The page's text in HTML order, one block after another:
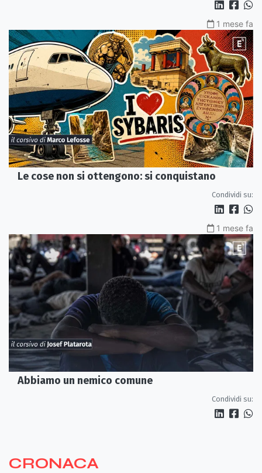
1 mese fa
Le cose non si ottengono: si conquistano
Condividi su:
1 mese fa
Abbiamo un nemico comune
Condividi su:
CRONACA